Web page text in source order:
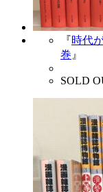
『時代
巻 』
SOLD